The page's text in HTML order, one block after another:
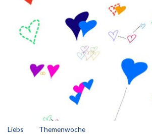
„Regen“
Liebs Themenwoche